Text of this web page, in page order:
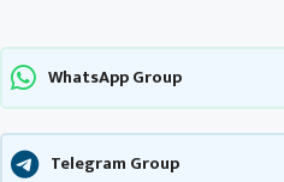
WhatsApp Group
Telegram Group